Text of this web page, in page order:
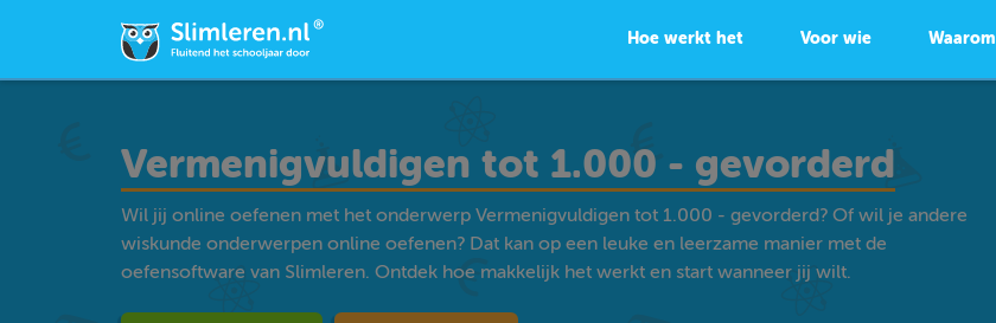
Hoe werkt het Voor wie Waarom
Vermenigvuldigen tot 1.000 - gevorderd
Wil jij online oefenen met het onderwerp Vermenigvuldigen tot 1.000 - gevorderd? Of wil je andere
wiskunde onderwerpen online oefenen? Dat kan op een leuke en leerzame manier met de
oefensoftware van Slimleren. Ontdek hoe makkelijk het werkt en start wanneer jij wilt.